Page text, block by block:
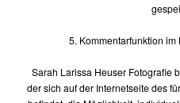
5. Kommentarfunktion
Sarah Larissa Heuser Fotografie
der sich auf der Internetseite des